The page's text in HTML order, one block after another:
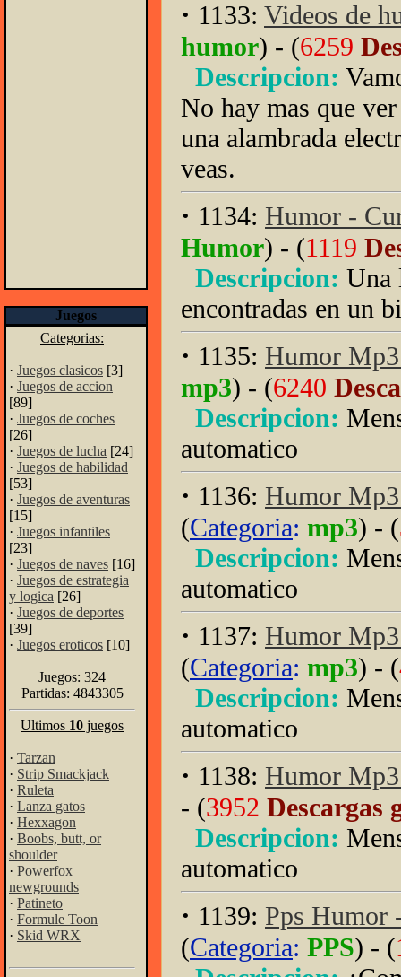
Juegos
Categorias:
· Juegos clasicos [3]
· Juegos de accion
[89]
· Juegos de coches
[26]
· Juegos de lucha [24]
· Juegos de habilidad
[53]
· Juegos de aventuras
[15]
· Juegos infantiles
[23]
· Juegos de naves [16]
· Juegos de estrategia
y logica [26]
· Juegos de deportes
[39]
· Juegos eroticos [10]
Juegos: 324
Partidas: 4843305
Ultimos 10 juegos
· Tarzan
· Strip Smackjack
· Ruleta
· Lanza gatos
· Hexxagon
· Boobs, butt, or
shoulder
· Powerfox
newgrounds
· Patineto
· Formule Toon
· Skid WRX
· 1133: Videos de
humor) - (6259
Descripcion:
No hay mas que
una alambrada
veas.
· 1134: Humor -
Humor) - (1119
Descripcion: Una
encontradas en un
· 1135: Humor
mp3) - (6240
Descripcion:
automatico
· 1136: Humor
(Categoria: mp3) - (
Descripcion:
automatico
· 1137: Humor
(Categoria: mp3) - (
Descripcion:
automatico
· 1138: Humor
- (3952 Descargas
Descripcion:
automatico
· 1139: Pps Humor
(Categoria: PPS) - (